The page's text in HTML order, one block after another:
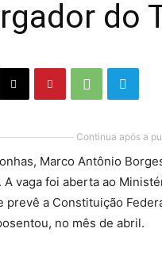
do
Continua após a
Marco Antônio
A vaga foi aberta ao
a Constituição
no mês de abril.